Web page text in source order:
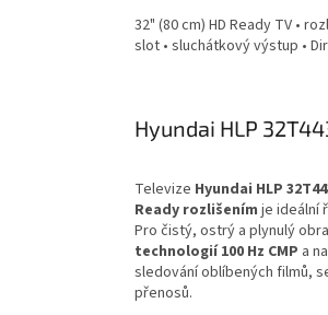
32" (80 cm) HD Ready TV •
slot • sluchátkový výstup •
Hyundai HLP
Televize Hyundai HLP
Ready rozlišením je ideální
Pro čistý, ostrý a plynulý
technologií 100 Hz CMP a
sledování oblíbených filmů,
přenosů.